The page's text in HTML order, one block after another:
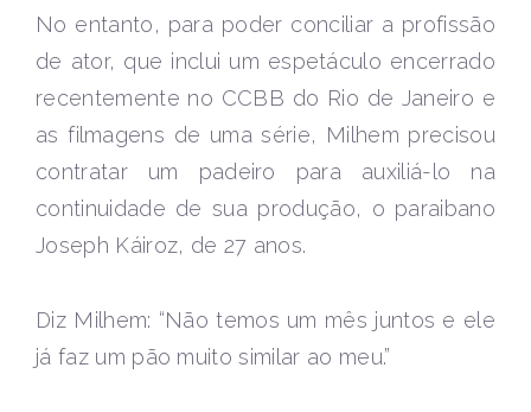
No entanto, para poder conciliar a profissão
de ator, que inclui um espetáculo encerrado
recentemente no CCBB do Rio de Janeiro e
as filmagens de uma série, Milhem precisou
contratar um padeiro para auxiliá-lo na
continuidade de sua produção, o paraibano
Joseph Káiroz, de 27 anos.
Diz Milhem: “Não temos um mês juntos e ele
já faz um pão muito similar ao meu.”